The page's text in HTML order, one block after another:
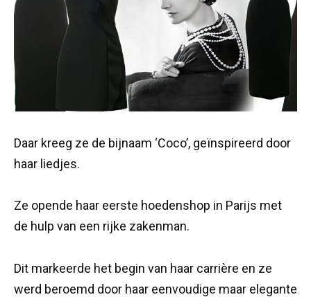
Daar kreeg ze de bijnaam ‘Coco’, geïnspireerd door
haar liedjes.
Ze opende haar eerste hoedenshop in Parijs met
de hulp van een rijke zakenman.
Dit markeerde het begin van haar carrière en ze
werd beroemd door haar eenvoudige maar elegante